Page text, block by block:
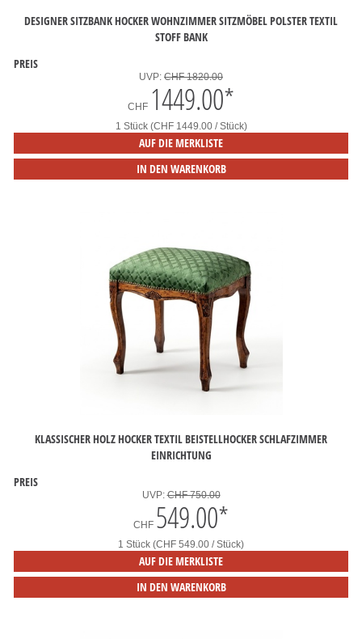
DESIGNER SITZBANK HOCKER WOHNZIMMER SITZMÖBEL POLSTER TEXTIL
STOFF BANK
PREIS
UVP: CHF 1820.00
CHF 1449.00*
1 Stück (CHF 1449.00 / Stück)
AUF DIE MERKLISTE
IN DEN WARENKORB
KLASSISCHER HOLZ HOCKER TEXTIL BEISTELLHOCKER SCHLAFZIMMER
EINRICHTUNG
PREIS
UVP:CHF 750.00
CHF 549.00*
1 Stück (CHF 549.00 / Stück)
AUF DIE MERKLISTE
IN DEN WARENKORB